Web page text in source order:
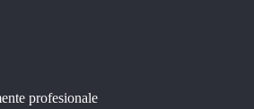
profesionale